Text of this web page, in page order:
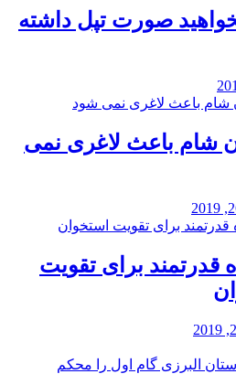
صورت تپل داشته
شام باعث لاغری نمی
قدرتمند برای تقویت